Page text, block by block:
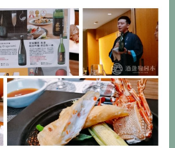
還是舉辦在今年新開幕的小後苑大直分
很有看頭！ […]…